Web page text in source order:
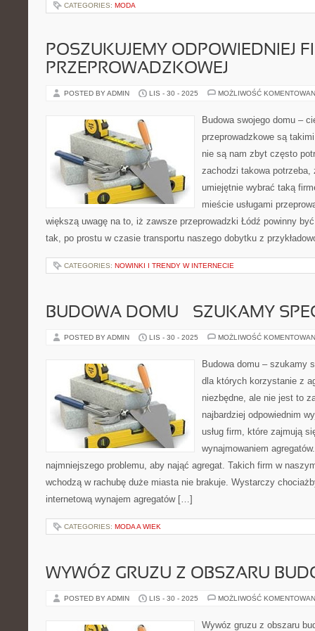
CATEGORIES: MODA
POSZUKUJEMY ODPOWIEDNIEJ
PRZEPROWADZKOWEJ
POSTED BY ADMIN LIS - 30 - 2025 MOŻLIWOŚĆ
Budowa swojego domu –
przeprowadzkowe są
nie są nam zbyt często
zachodzi takowa potrzeba,
umiejętnie wybrać taką
mieście usługami
większą uwagę na to, iż zawsze przeprowadzki Łódź powinny
tak, po prostu w czasie transportu naszego dobytku z
CATEGORIES: NOWINKI I TRENDY W INTERNECIE
BUDOWA DOMU – SZUKAMY
POSTED BY ADMIN LIS - 30 - 2025 MOŻLIWOŚĆ
Budowa domu – szukamy
dla których korzystanie z
niezbędne, ale nie jest to
najbardziej odpowiednim
usług firm, które zajmują
wynajmowaniem
najmniejszego problemu, aby nająć agregat. Takich firm w
wchodzą w rachubę duże miasta nie brakuje. Wystarczy
internetową wynajem agregatów […]
CATEGORIES: MODA A WIEK
WYWÓZ GRUZU Z OBSZARU
POSTED BY ADMIN LIS - 30 - 2025 MOŻLIWOŚĆ
Wywóz gruzu z obszaru